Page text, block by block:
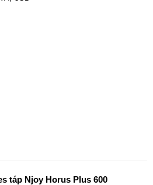
táp Njoy Horus Plus 600